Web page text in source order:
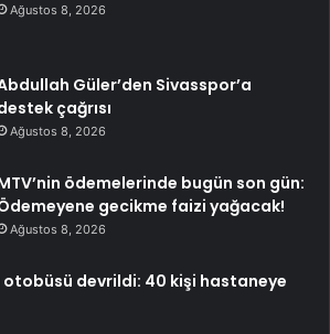
Ağustos 8, 2026
Güler’den Sivasspor’a
çağrısı
Ağustos 8, 2026
ödemelerinde bugün son gün:
gecikme faizi yağacak!
Ağustos 8, 2026
otobüsü devrildi: 40 kişi hastaneye